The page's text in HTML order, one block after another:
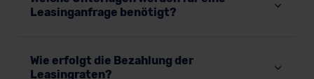
Leasinganfrage benötigt?
Wie erfolgt die Bezahlung der
Leasingraten?